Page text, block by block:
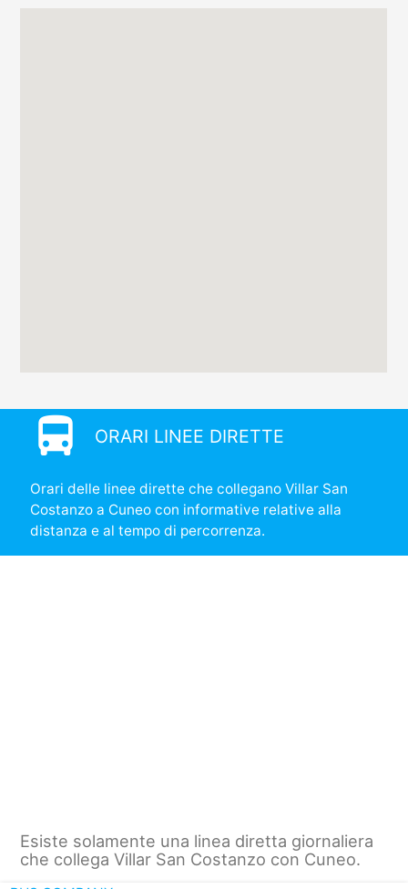
directions_bus ORARI LINEE DIRETTE
Orari delle linee dirette che collegano Villar San
Costanzo a Cuneo con informative relative alla
distanza e al tempo di percorrenza.
Esiste solamente una linea diretta giornaliera
che collega Villar San Costanzo con Cuneo.